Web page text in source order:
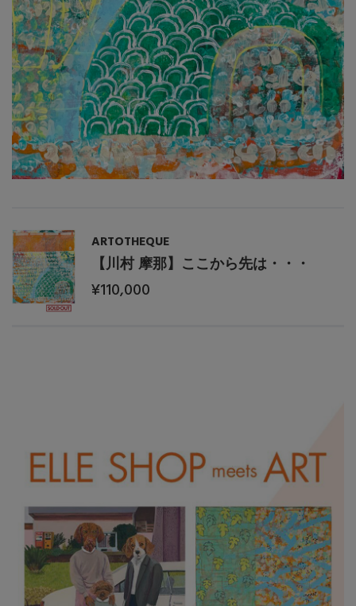
ARTOTHEQUE
【川村 摩那】ここから先は・・・
¥110,000